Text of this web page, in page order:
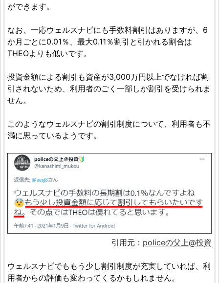
ができます。
なお、一応ウェルスナビにも手数料割引はありますが、6
か月ごとに0.01％、最大0.11％割引と引かれる割合は
THEOよりも低いです。
投資金額による割引も資産が3,000万円以上でなければ割
引されないため、利用者のごく一部しか割引を受けられま
せん。
このようなウェルスナビの割引制度について、利用者も不
満に思っているようです。
引用元： policeの父上@投資
ウェルスナビでももう少し割引制度が充実していれば、利
用者からの評価も変わってくるかもしれません。